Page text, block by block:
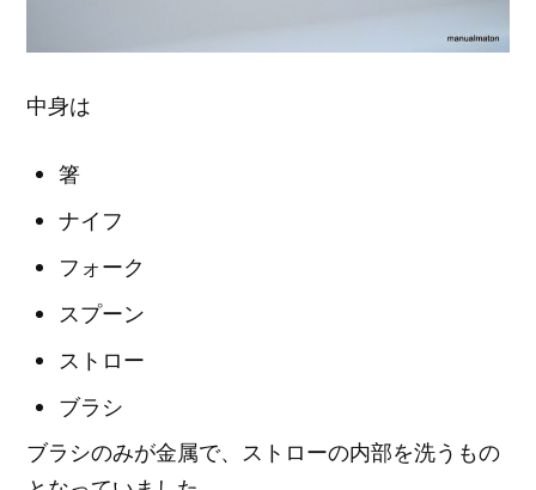
中身は
箸
ナイフ
フォーク
スプーン
ストロー
ブラシ
ブラシのみが金属で、ストローの内部を洗うもの